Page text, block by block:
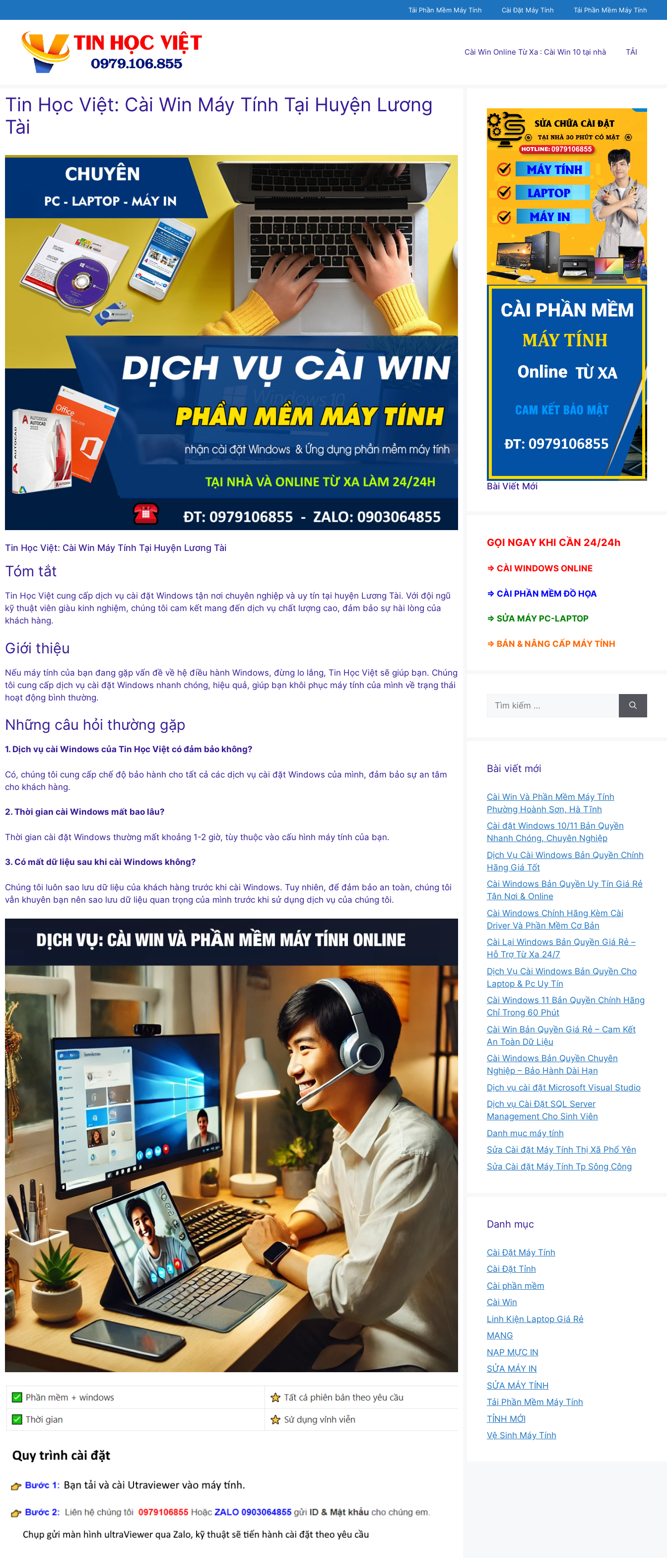
đến
Tải Phần Mềm Máy Tính Cài Đặt Máy Tính Tải Phần Mềm Máy Tính
Cài Win Online Từ Xa : Cài Win 10 tại nhà TẢI
Tin Học Việt: Cài Win Máy Tính Tại Huyện Lương
Tài
Tin Học Việt: Cài Win Máy Tính Tại Huyện Lương Tài
Tóm tắt
Tin Học Việt cung cấp dịch vụ cài đặt Windows tận nơi chuyên nghiệp và uy tín tại huyện Lương Tài. Với đội ngũ
kỹ thuật viên giàu kinh nghiệm, chúng tôi cam kết mang đến dịch vụ chất lượng cao, đảm bảo sự hài lòng của
khách hàng.
Giới thiệu
Nếu máy tính của bạn đang gặp vấn đề về hệ điều hành Windows, đừng lo lắng, Tin Học Việt sẽ giúp bạn. Chúng
tôi cung cấp dịch vụ cài đặt Windows nhanh chóng, hiệu quả, giúp bạn khôi phục máy tính của mình về trạng thái
hoạt động bình thường.
Những câu hỏi thường gặp
1. Dịch vụ cài Windows của Tin Học Việt có đảm bảo không?
Có, chúng tôi cung cấp chế độ bảo hành cho tất cả các dịch vụ cài đặt Windows của mình, đảm bảo sự an tâm
cho khách hàng.
2. Thời gian cài Windows mất bao lâu?
Thời gian cài đặt Windows thường mất khoảng 1-2 giờ, tùy thuộc vào cấu hình máy tính của bạn.
3. Có mất dữ liệu sau khi cài Windows không?
Chúng tôi luôn sao lưu dữ liệu của khách hàng trước khi cài Windows. Tuy nhiên, để đảm bảo an toàn, chúng tôi
vẫn khuyên bạn nên sao lưu dữ liệu quan trọng của mình trước khi sử dụng dịch vụ của chúng tôi.
Bài Viết Mới
GỌI NGAY KHI CẦN 24/24h
⇒ CÀI WINDOWS ONLINE
⇒ CÀI PHẦN MỀM ĐỒ HỌA
⇒ SỬA MÁY PC-LAPTOP
⇒ BÁN & NÂNG CẤP MÁY TÍNH
Tìm
kiếm
Bài viết mới
Cài Win Và Phần Mềm Máy Tính
Phường Hoành Sơn, Hà Tĩnh
Cài đặt Windows 10/11 Bản Quyền
Nhanh Chóng, Chuyên Nghiệp
Dịch Vụ Cài Windows Bản Quyền Chính
Hãng Giá Tốt
Cài Windows Bản Quyền Uy Tín Giá Rẻ
Tận Nơi & Online
Cài Windows Chính Hãng Kèm Cài
Driver Và Phần Mềm Cơ Bản
Cài Lại Windows Bản Quyền Giá Rẻ –
Hỗ Trợ Từ Xa 24/7
Dịch Vụ Cài Windows Bản Quyền Cho
Laptop & Pc Uy Tín
Cài Windows 11 Bản Quyền Chính Hãng
Chỉ Trong 60 Phút
Cài Win Bản Quyền Giá Rẻ – Cam Kết
An Toàn Dữ Liệu
Cài Windows Bản Quyền Chuyên
Nghiệp – Bảo Hành Dài Hạn
Dịch vụ cài đặt Microsoft Visual Studio
Dịch vụ Cài Đặt SQL Server
Management Cho Sinh Viên
Danh mục máy tính
Sửa Cài đặt Máy Tính Thị Xã Phổ Yên
Sửa Cài đặt Máy Tính Tp Sông Công
Danh mục
Cài Đặt Máy Tính
Cài Đặt Tỉnh
Cài phần mềm
Cài Win
Linh Kiện Laptop Giá Rẻ
MẠNG
NẠP MỰC IN
SỬA MÁY IN
SỬA MÁY TÍNH
Tải Phần Mềm Máy Tính
TỈNH MỚI
Vệ Sinh Máy Tính